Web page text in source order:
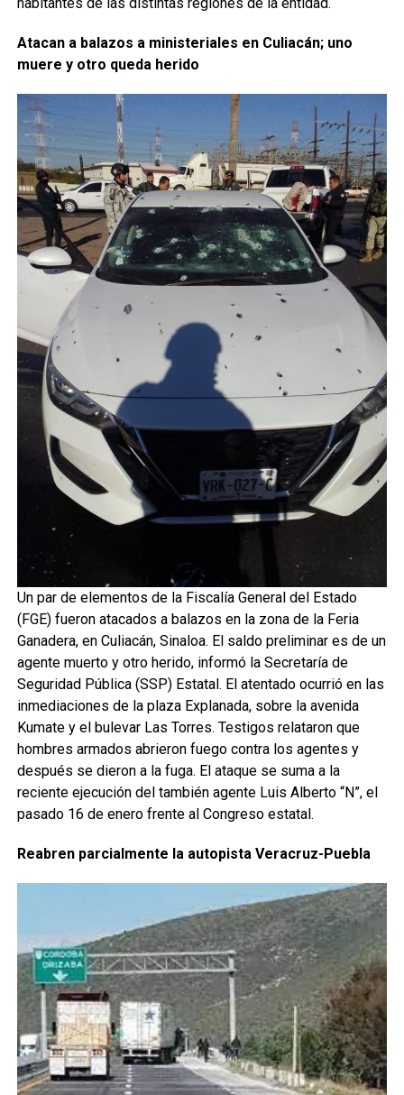
Atacan a balazos a ministeriales en Culiacán; uno
muere y otro queda herido
Un par de elementos de la Fiscalía General del Estado
(FGE) fueron atacados a balazos en la zona de la Feria
Ganadera, en Culiacán, Sinaloa. El saldo preliminar es de un
agente muerto y otro herido, informó la Secretaría de
Seguridad Pública (SSP) Estatal. El atentado ocurrió en las
inmediaciones de la plaza Explanada, sobre la avenida
Kumate y el bulevar Las Torres. Testigos relataron que
hombres armados abrieron fuego contra los agentes y
después se dieron a la fuga. El ataque se suma a la
reciente ejecución del también agente Luis Alberto “N”, el
pasado 16 de enero frente al Congreso estatal.
Reabren parcialmente la autopista Veracruz-Puebla